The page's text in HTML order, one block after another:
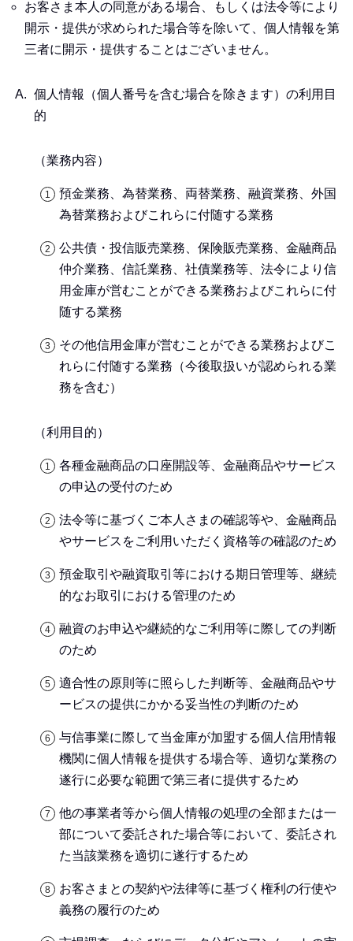
お客さま本人の同意がある場合、もしくは法令等により
開示・提供が求められた場合等を除いて、個人情報を第
三者に開示・提供することはございません。
個人情報（個人番号を含む場合を除きます）の利用目
的
（業務内容）
預金業務、為替業務、両替業務、融資業務、外国
為替業務およびこれらに付随する業務
公共債・投信販売業務、保険販売業務、金融商品
仲介業務、信託業務、社債業務等、法令により信
用金庫が営むことができる業務およびこれらに付
随する業務
その他信用金庫が営むことができる業務およびこ
れらに付随する業務（今後取扱いが認められる業
務を含む）
（利用目的）
各種金融商品の口座開設等、金融商品やサービス
の申込の受付のため
法令等に基づくご本人さまの確認等や、金融商品
やサービスをご利用いただく資格等の確認のため
預金取引や融資取引等における期日管理等、継続
的なお取引における管理のため
融資のお申込や継続的なご利用等に際しての判断
のため
適合性の原則等に照らした判断等、金融商品やサ
ービスの提供にかかる妥当性の判断のため
与信事業に際して当金庫が加盟する個人信用情報
機関に個人情報を提供する場合等、適切な業務の
遂行に必要な範囲で第三者に提供するため
他の事業者等から個人情報の処理の全部または一
部について委託された場合等において、委託され
た当該業務を適切に遂行するため
お客さまとの契約や法律等に基づく権利の行使や
義務の履行のため